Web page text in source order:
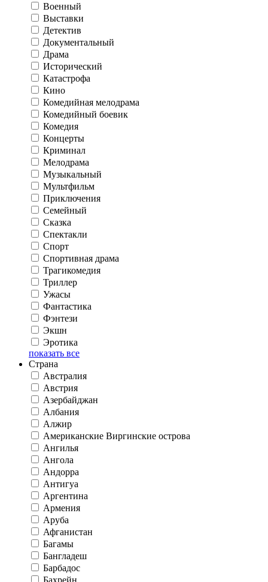
Военный
Выставки
Детектив
Документальный
Драма
Исторический
Катастрофа
Кино
Комедийная мелодрама
Комедийный боевик
Комедия
Концерты
Криминал
Мелодрама
Музыкальный
Мультфильм
Приключения
Семейный
Сказка
Спектакли
Спорт
Спортивная драма
Трагикомедия
Триллер
Ужасы
Фантастика
Фэнтези
Экшн
Эротика
показать все
Страна
Австралия
Австрия
Азербайджан
Албания
Алжир
Американские Виргинские острова
Ангилья
Ангола
Андорра
Антигуа
Аргентина
Армения
Аруба
Афганистан
Багамы
Бангладеш
Барбадос
Бахрейн